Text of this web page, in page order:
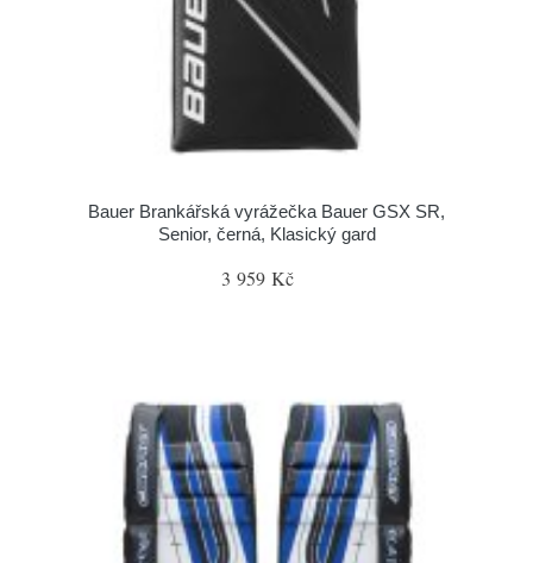
Bauer Brankářská vyrážečka Bauer GSX SR,
Senior, černá, Klasický gard
3 959 Kč